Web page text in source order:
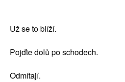
Už se to blíží.
Pojďte dolů po schodech.
Odmítají.